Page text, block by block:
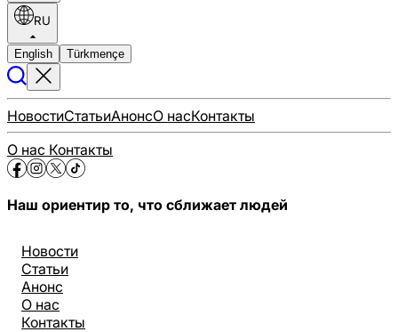
RU
English Türkmençe
НовостиСтатьиАнонсО насКонтакты
О нас Контакты
Наш ориентир то, что сближает людей
Новости
Статьи
Анонс
О нас
Контакты